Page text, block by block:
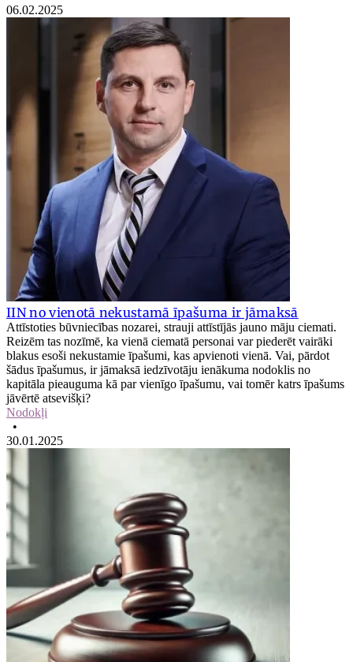
06.02.2025
IIN no vienotā nekustamā īpašuma ir jāmaksā
Attīstoties būvniecības nozarei, strauji attīstījās jauno māju ciemati.
Reizēm tas nozīmē, ka vienā ciematā personai var piederēt vairāki
blakus esoši nekustamie īpašumi, kas apvienoti vienā. Vai, pārdot
šādus īpašumus, ir jāmaksā iedzīvotāju ienākuma nodoklis no
kapitāla pieauguma kā par vienīgo īpašumu, vai tomēr katrs īpašums
jāvērtē atsevišķi?
Nodokļi
•
30.01.2025